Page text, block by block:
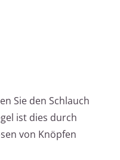
Sie den Schlauch
ist dies durch
von Knöpfen